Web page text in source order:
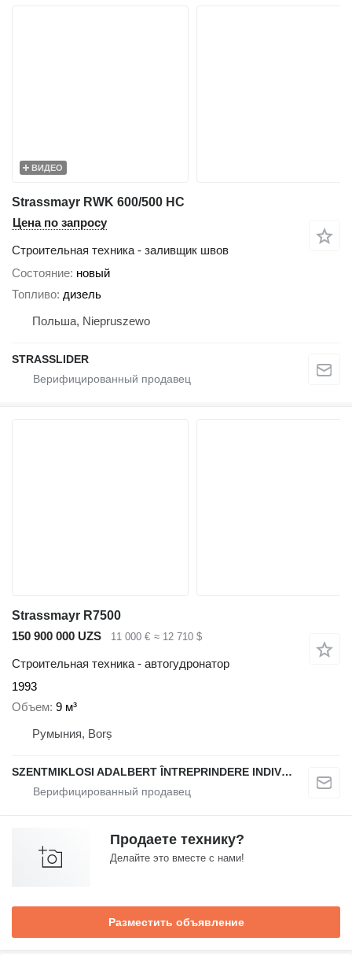
ВИДЕО
Strassmayr RWK 600/500 HC
Цена по запросу
Строительная техника - заливщик швов
Состояние новый
Топливо дизель
Польша, Niepruszewo
STRASSLIDER
Strassmayr R7500
150 900 000 UZS
11 000 € ≈ 12 710 $
Строительная техника - автогудронатор
1993
Объем 9 м³
Румыния, Borș
SZENTMIKLOSI ADALBERT ÎNTREPRINDERE INDIVIDUALĂ
Продаете технику?
Делайте это вместе с нами!
Разместить объявление